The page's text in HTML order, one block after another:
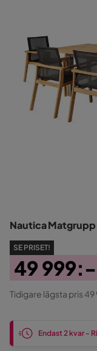
Nautica
SE PRISET!
Pris
49 999:-
Original
Pris
Tidigare lägsta pris 49
Endast 2 kvar -